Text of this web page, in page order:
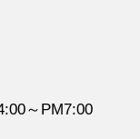
～PM7:00